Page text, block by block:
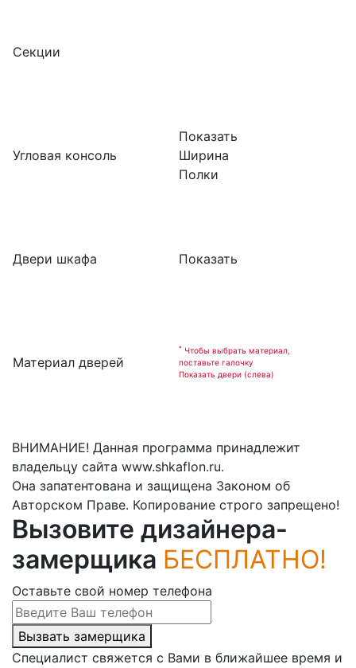
Секции
Угловая консоль
Двери шкафа
Материал дверей
Показать
Ширина
Полки
Показать
* Чтобы выбрать материал,
поставьте галочку
Показать двери (слева)
ВНИМАНИЕ! Данная программа принадлежит
владельцу сайта www.shkaflon.ru.
Она запатентована и защищена Законом об
Авторском Праве. Копирование строго запрещено!
Вызовите дизайнера-
замерщика БЕСПЛАТНО!
Оставьте свой номер телефона
Вызвать замерщика
Специалист свяжется с Вами в ближайшее время и